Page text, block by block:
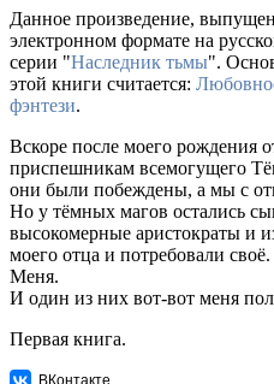
Данное произведение,
электронном формате на
серии "Наследник тьмы".
этой книги считается:
фэнтези.
Вскоре после моего рождения
приспешникам всемогущего
они были побеждены, а мы с
Но у тёмных магов остались
высокомерные аристократы и
моего отца и потребовали своё.
Меня.
И один из них вот-вот меня
Первая книга.